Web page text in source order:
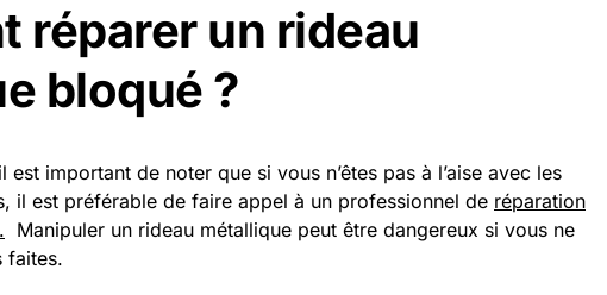
réparer un rideau
bloqué ?
est important de noter que si vous n’êtes pas à l’aise avec les
il est préférable de faire appel à un professionnel de réparation
Manipuler un rideau métallique peut être dangereux si vous ne
faites.